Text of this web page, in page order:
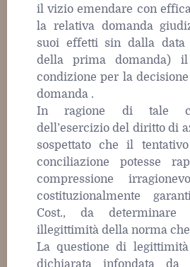
il vizio emendare con
la relativa domanda
suoi effetti sin dalla data
della prima domanda)
condizione per la
domanda .
In ragione di tale
dell’esercizio del diritto di
sospettato che il
conciliazione potesse
compressione
costituzionalmente
Cost., da determinare
illegittimità della norma
La questione di
dichiarata infondata da